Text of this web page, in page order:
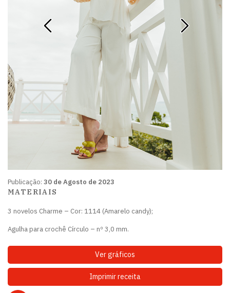
Publicação: 30 de Agosto de 2023
MATERIAIS
3 novelos Charme – Cor: 1114 (Amarelo candy);
Agulha para crochê Círculo – nº 3,0 mm.
Ver gráficos
Imprimir receita